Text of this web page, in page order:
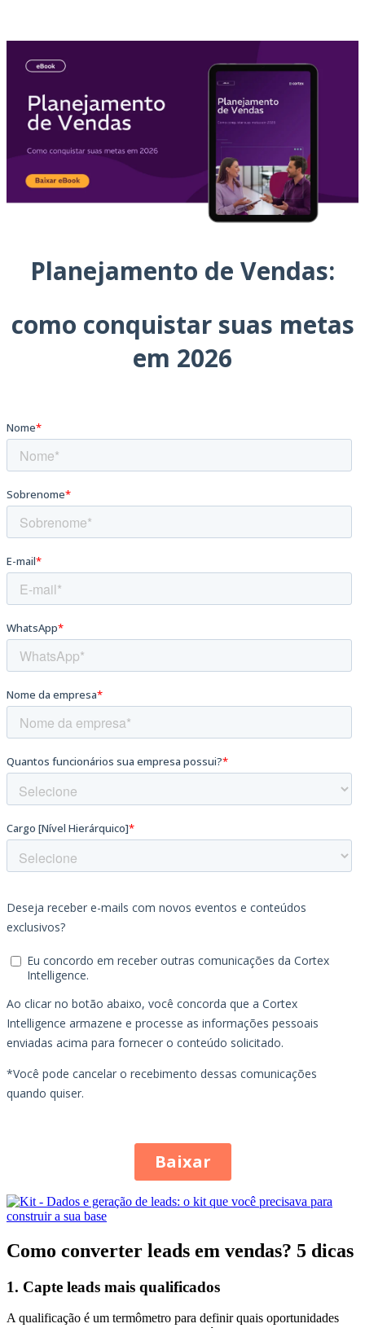
Como converter leads em vendas? 5 dicas
1. Capte leads mais qualificados
A qualificação é um termômetro para definir quais oportunidades